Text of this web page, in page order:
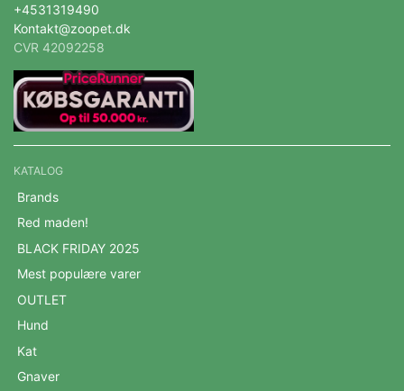
+4531319490
Kontakt@zoopet.dk
CVR 42092258
KATALOG
Brands
Red maden!
BLACK FRIDAY 2025
Mest populære varer
OUTLET
Hund
Kat
Gnaver